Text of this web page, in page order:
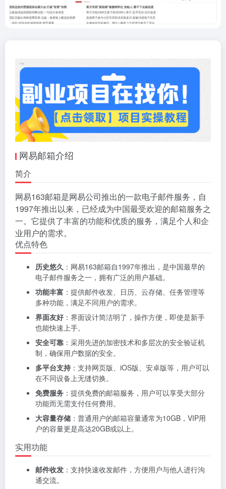
网易邮箱介绍
简介
网易163邮箱是网易公司推出的一款电子邮件服务，自
1997年推出以来，已经成为中国最受欢迎的邮箱服务之
一。它提供了丰富的功能和优质的服务，满足个人和企
业用户的需求。
优点特色
历史悠久 ：网易163邮箱自1997年推出，是中国最早的
电子邮件服务之一，拥有广泛的用户基础。
功能丰富 ：提供邮件收发、日历、云存储、任务管理等
多种功能，满足不同用户的需求。
界面友好 ：界面设计简洁明了，操作方便，即使是新手
也能快速上手。
安全可靠 ：采用先进的加密技术和多层次的安全验证机
制，确保用户数据的安全。
多平台支持 ：支持网页版、iOS版、安卓版等，用户可以
在不同设备上无缝切换。
免费服务 ：提供免费的邮箱服务，用户可以享受大部分
功能而无需支付任何费用。
大容量存储 ：普通用户的邮箱容量通常为10GB，VIP用
户的容量更是高达20GB或以上。
实用功能
邮件收发 ：支持快速收发邮件，方便用户与他人进行沟
通交流。